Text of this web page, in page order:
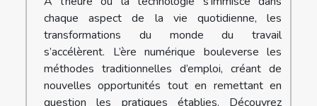
chaque aspect de la vie quotidienne, les
transformations du monde du travail
s’accélèrent. L’ère numérique bouleverse les
méthodes traditionnelles d’emploi, créant de
nouvelles opportunités tout en remettant en
question les pratiques établies. Découvrez